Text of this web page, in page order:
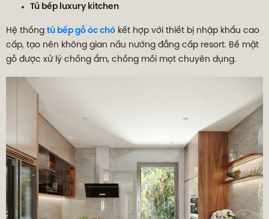
Tủ bếp luxury kitchen
Hệ thống tủ bếp gỗ óc chó kết hợp với thiết bị nhập khẩu cao
cấp, tạo nên không gian nấu nướng đẳng cấp resort. Bề mặt
gỗ được xử lý chống ẩm, chống mối mọt chuyên dụng.